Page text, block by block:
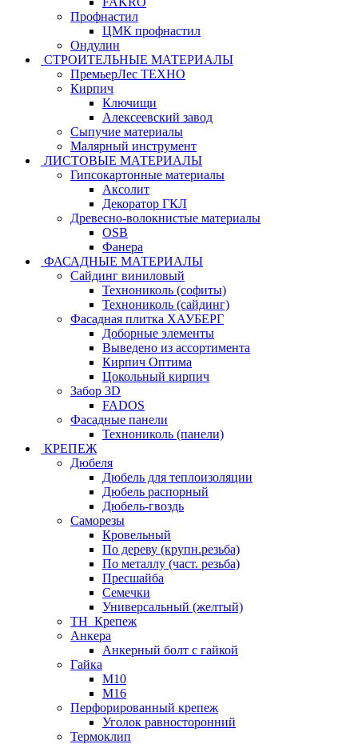
Профнастил
ЦМК профнастил
Ондулин
СТРОИТЕЛЬНЫЕ МАТЕРИАЛЫ
ПремьерЛес ТЕХНО
Кирпич
Ключищи
Алексеевский завод
Сыпучие материалы
Малярный инструмент
ЛИСТОВЫЕ МАТЕРИАЛЫ
Гипсокартонные материалы
Аксолит
Декоратор ГКЛ
Древесно-волокнистые материалы
OSB
Фанера
ФАСАДНЫЕ МАТЕРИАЛЫ
Сайдинг виниловый
Технониколь (софиты)
Технониколь (сайдинг)
Фасадная плитка ХАУБЕРГ
Доборные элементы
Выведено из ассортимента
Кирпич Оптима
Цокольный кирпич
Забор 3D
FADOS
Фасадные панели
Технониколь (панели)
КРЕПЕЖ
Дюбеля
Дюбель для теплоизоляции
Дюбель распорный
Дюбель-гвоздь
Саморезы
Кровельный
По дереву (крупн.резьба)
По металлу (част. резьба)
Пресшайба
Семечки
Универсальный (желтый)
ТН_Крепеж
Анкера
Анкерный болт с гайкой
Гайка
М10
М16
Перфорированный крепеж
Уголок равносторонний
Термоклип